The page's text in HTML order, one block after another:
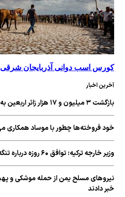
کورس اسب دوانی آذربایجان شرقی
آخرین اخبار
بازگشت ۳ میلیون و ۱۷ هزار زائر اربعین به کشور
خود فروخته‌ها چطور با موساد همکاری
وزیر خارجه ترکیه: توافق ۶۰ روزه درباره تنگه هرمز در حال بررسی است
نیروهای مسلح یمن از حمله موشکی و
خبر دادند